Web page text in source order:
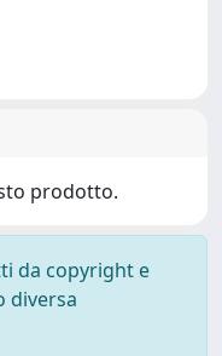
prodotto.
da copyright e
diversa